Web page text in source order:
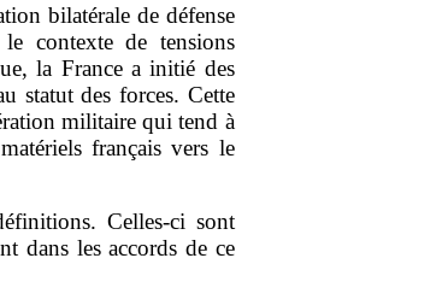
bilatérale de défense
contexte de tensions
la France a initié des
statut des forces. Cette
militaire qui tend à
français vers le
Celles‑ci sont
dans les accords de ce